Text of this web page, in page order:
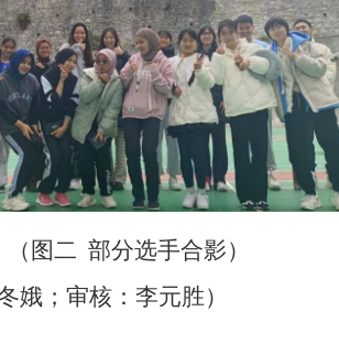
（图二 部分选手合影）
娥；审核：李元胜）